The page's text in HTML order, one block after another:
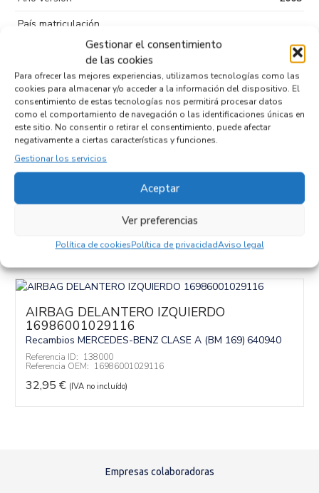
Gestionar el consentimiento
de las cookies
Para ofrecer las mejores experiencias, utilizamos tecnologías como las
cookies para almacenar y/o acceder a la información del dispositivo. El
consentimiento de estas tecnologías nos permitirá procesar datos
como el comportamiento de navegación o las identificaciones únicas en
este sitio. No consentir o retirar el consentimiento, puede afectar
negativamente a ciertas características y funciones.
Gestionar los servicios
Aceptar
Ver preferencias
Política de cookiesPolítica de privacidadAviso legal
País matriculación
Puertas
5
Kilometraje
1.270
Tipo de
combustible
Código motor
AIRBAG DELANTERO IZQUIERDO
16986001029116
Recambios MERCEDES-BENZ CLASE A (BM 169) 640940
Referencia ID: 138000
Referencia OEM: 16986001029116
32,95 € (IVA no incluído)
Empresas colaboradoras